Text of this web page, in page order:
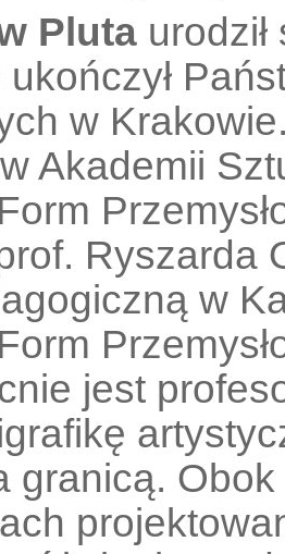
Pluta
w
Akademii
Ryszarda
w
jest
grafikę
granicą.
ach